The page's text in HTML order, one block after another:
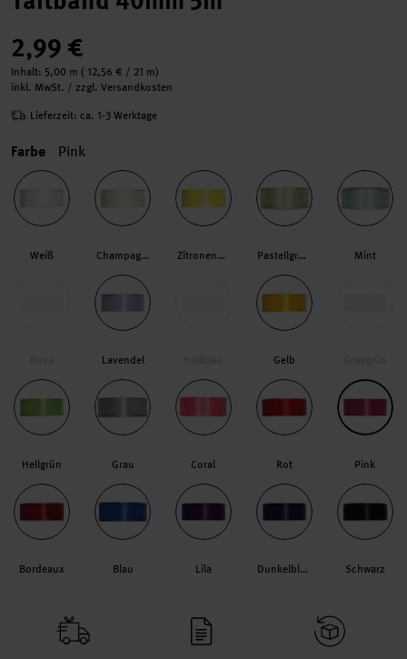
2,99 €
Inhalt: 5,00 m ( 12,56 € / 21 m)
inkl. MwSt. / zzgl. Versandkosten
Lieferzeit: ca. 1-3 Werktage
Farbe Pink
Weiß Champagner Zitronengelb Pastellgrün Mint
Lavendel Gelb
Hellgrün Grau Coral Rot Pink
Bordeaux Blau Lila Dunkelblau Schwarz